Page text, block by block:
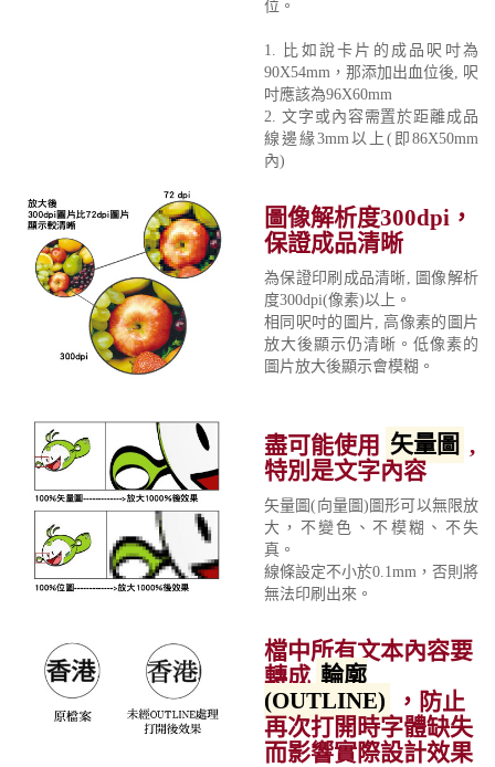
位。
1. 比如說卡片的成品呎吋為
90X54mm，那添加出血位後, 呎
吋應該為96X60mm
2. 文字或內容需置於距離成品
線邊緣3mm以上(即86X50mm
內)
圖像解析度300dpi，
保證成品清晰
為保證印刷成品清晰, 圖像解析
度300dpi(像素)以上。
相同呎吋的圖片, 高像素的圖片
放大後顯示仍清晰。低像素的
圖片放大後顯示會模糊。
盡可能使用 矢量圖 ,
特別是文字內容
矢量圖(向量圖)圖形可以無限放
大，不變色、不模糊、不失
真。
線條設定不小於0.1mm，否則將
無法印刷出來。
檔中所有文本內容要
轉成 輪廓
(OUTLINE)
，防止
再次打開時字體缺失
而影響實際設計效果